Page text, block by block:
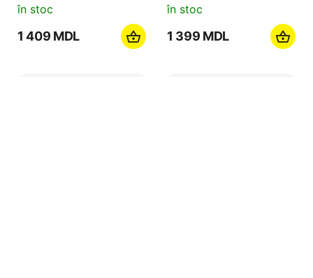
în stoc
1 409 MDL
în stoc
1 399 MDL